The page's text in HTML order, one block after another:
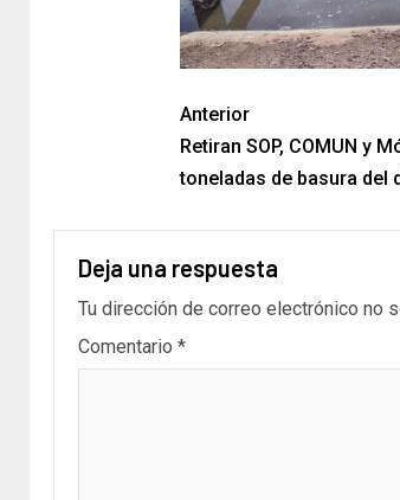
Anterior
Retiran SOP, COMUN y
toneladas de basura del
Deja una respuesta
Tu dirección de correo electrónico no
Comentario *